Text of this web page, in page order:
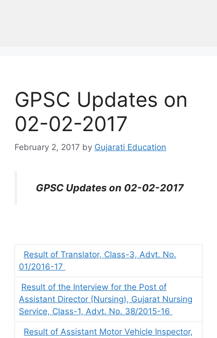
GPSC Updates on
02-02-2017
February 2, 2017 by Gujarati Education
GPSC Updates on 02-02-2017
Result of Translator, Class-3, Advt. No.
01/2016-17
Result of the Interview for the Post of
Assistant Director (Nursing), Gujarat Nursing
Service, Class-1, Advt. No. 38/2015-16
Result of Assistant Motor Vehicle Inspector,